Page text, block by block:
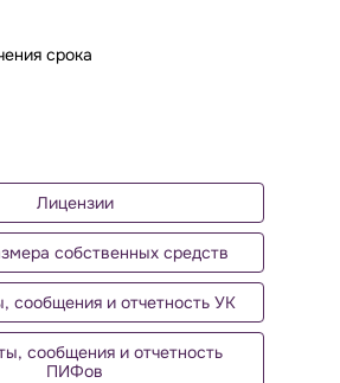
срока
Лицензии
собственных средств
сообщения и отчетность УК
сообщения и отчетность
ПИФов